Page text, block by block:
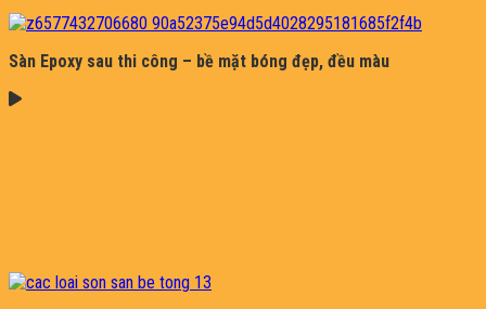
Sàn Epoxy sau thi công – bề mặt bóng đẹp, đều màu